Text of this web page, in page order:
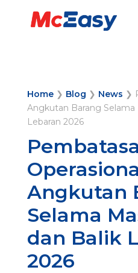
Home❯ Blog ❯ News ❯
Angkutan Barang Selama
Lebaran 2026
Angkutan
Selama
dan Balik
2026